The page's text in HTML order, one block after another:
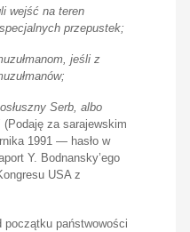
wejść na teren
przepustek;
jeśli z
Serb, albo
(Podaję za sarajewskim
1991 — hasło w
Y. Bodnansky’ego
USA z
początku państwowości